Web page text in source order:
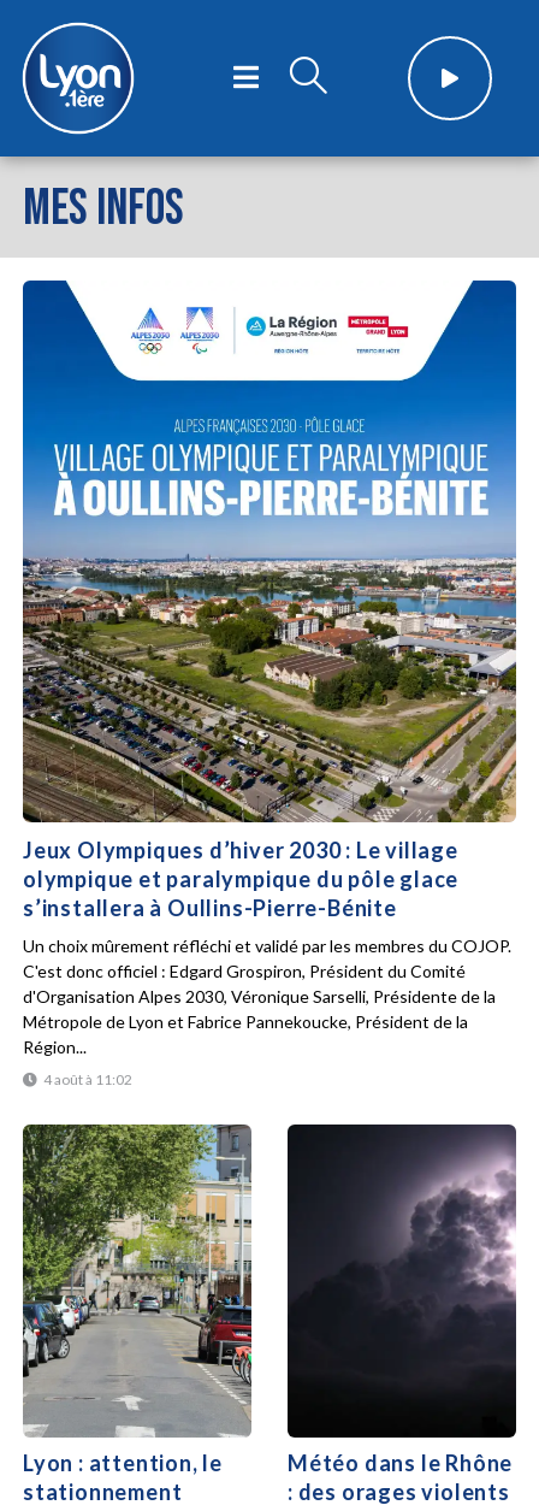
MES INFOS
Jeux Olympiques d’hiver 2030 : Le village
olympique et paralympique du pôle glace
s’installera à Oullins-Pierre-Bénite
4 août à 11:02
Un choix mûrement réfléchi et validé par les membres du COJOP.
C'est donc officiel : Edgard Grospiron, Président du Comité
d'Organisation Alpes 2030, Véronique Sarselli, Présidente de la
Métropole de Lyon et Fabrice Pannekoucke, Président de la
Région...
Lyon : attention, le
stationnement
Météo dans le Rhône
: des orages violents